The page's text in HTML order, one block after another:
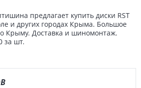
предлагает купить диски RST
и других городах Крыма. Большое
Крыму. Доставка и шиномонтаж.
за шт.